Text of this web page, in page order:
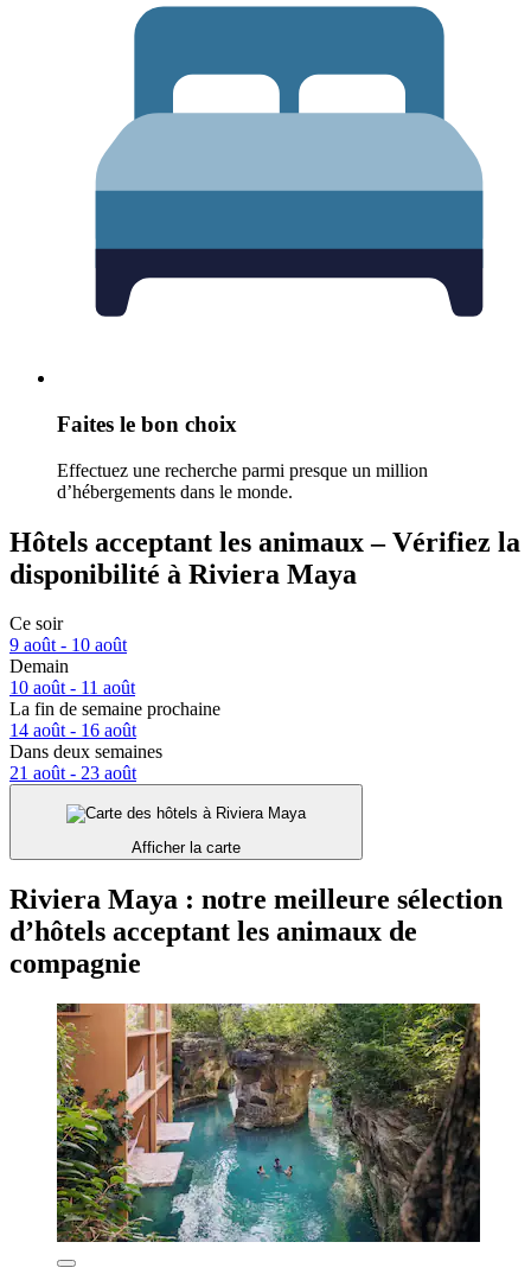
Faites le bon choix
Effectuez une recherche parmi presque un million
d’hébergements dans le monde.
Hôtels acceptant les animaux – Vérifiez la
disponibilité à Riviera Maya
Ce soir
9 août - 10 août
Demain
10 août - 11 août
La fin de semaine prochaine
14 août - 16 août
Dans deux semaines
21 août - 23 août
Afficher la carte
Riviera Maya : notre meilleure sélection
d’hôtels acceptant les animaux de
compagnie